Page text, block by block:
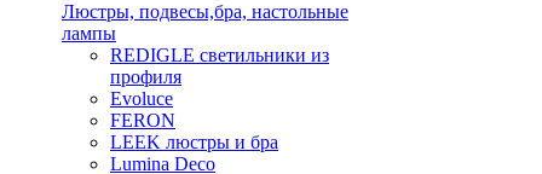
Люстры, подвесы,бра, настольные
лампы
REDIGLE светильники из
профиля
Evoluce
FERON
LEEK люстры и бра
Lumina Deco